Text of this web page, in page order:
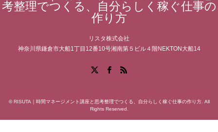
考整理でつくる、自分らしく稼ぐ仕事の
作り方
リスタ株式会社
神奈川県鎌倉市大船1丁目12番10号湘南第５ビル４階NEKTON大船14
©RISUTA｜時間マネージメント講座と思考整理でつくる、自分らしく稼ぐ仕事の作り方. All
Rights Reserved.